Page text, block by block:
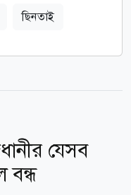
ছিনতাই
যেসব
বন্ধ